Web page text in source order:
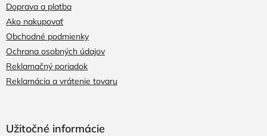
Doprava a platba
Ako nakupovať
Obchodné podmienky
Ochrana osobných údajov
Reklamačný poriadok
Reklamácia a vrátenie tovaru
Užitočné informácie